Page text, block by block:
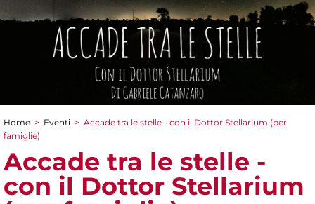
Tu sei qui
Home > Eventi > Accade tra le stelle - con il Dottor Stellarium (per
famiglie)
Accade tra le stelle -
con il Dottor Stellarium